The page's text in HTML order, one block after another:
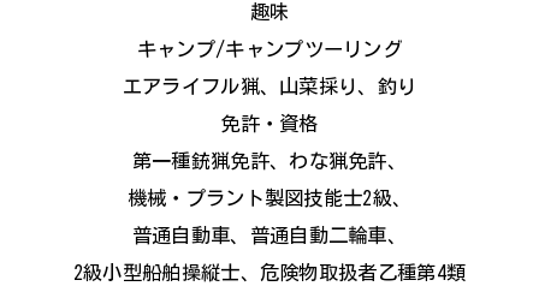
趣味
キャンプ/キャンプツーリング
エアライフル猟、山菜採り、釣り
免許・資格
第一種銃猟免許、わな猟免許、
機械・プラント製図技能士2級、
普通自動車、普通自動二輪車、
2級小型船舶操縦士、危険物取扱者乙種第4類